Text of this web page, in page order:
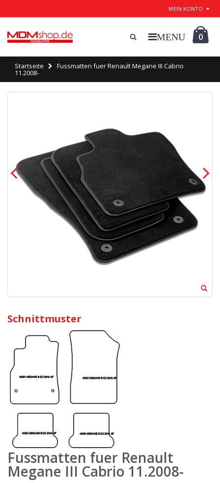
MEIN KONTO
0
Startseite Fussmatten fuer Renault Megane III Cabrio
11.2008-
Schnittmuster
Fussmatten fuer Renault
Megane III Cabrio 11.2008-